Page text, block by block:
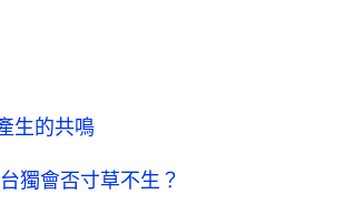
生的共鳴
獨會否寸草不生？